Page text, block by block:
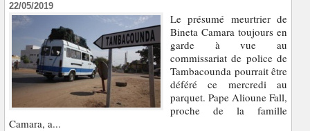
22/05/2019
Le présumé meurtrier de
Bineta Camara toujours en
garde à vue au
commissariat de police de
Tambacounda pourrait être
déféré ce mercredi au
parquet. Pape Alioune Fall,
proche de la famille
Camara, a...